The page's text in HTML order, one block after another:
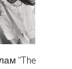
“The